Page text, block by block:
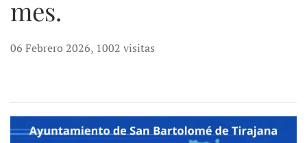
mes.
06 Febrero 2026, 1002 visitas